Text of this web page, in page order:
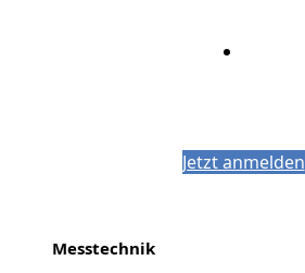
Jetzt anmelden
Messtechnik